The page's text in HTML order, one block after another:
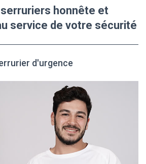
honnête et
service de votre sécurité
d'urgence